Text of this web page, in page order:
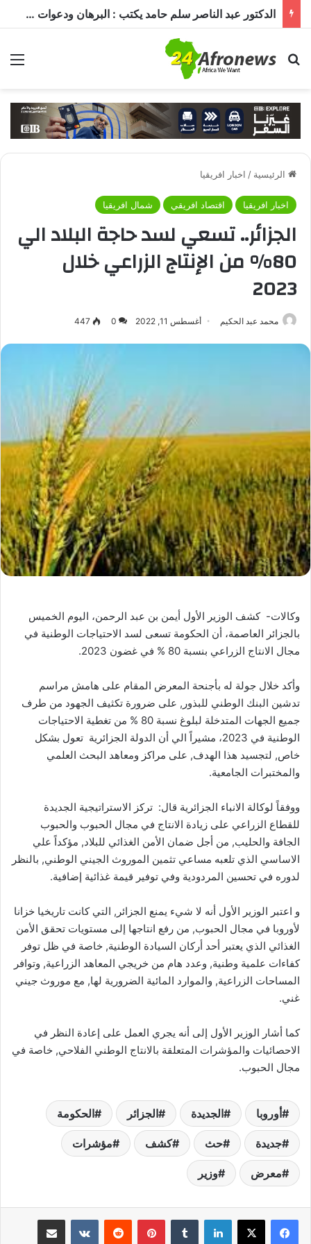
الدكتور عبد الناصر سلم حامد يكتب : البرهان ودعوات الترشيح.. قراءة في تحديات الحكم ومستقبل الدولة
بحث عن
الرئيسية / اخبار افريقيا
اخبار افريقيا اقتصاد افريقي شمال افريقيا
الجزائر.. تسعي لسد حاجة البلاد الي
80% من الإنتاج الزراعي خلال
2023
محمد عبد الحكيم أغسطس 11, 2022 0
447
وكالات- كشف الوزير الأول أيمن بن عبد الرحمن، اليوم الخميس
بالجزائر العاصمة، أن الحكومة تسعى لسد الاحتياجات الوطنية في
مجال الانتاج الزراعي بنسبة 80 % في غضون 2023.
وأكد خلال جولة له بأجنحة المعرض المقام على هامش مراسم
تدشين البنك الوطني للبذور, على ضرورة تكثيف الجهود من طرف
جميع الجهات المتدخلة لبلوغ نسبة 80 % من تغطية الاحتياجات
الوطنية في 2023، مشيراً الي أن الدولة الجزائرية تعول بشكل
خاص, لتجسيد هذا الهدف, على مراكز ومعاهد البحث العلمي
والمختبرات الجامعية.
ووفقاً لوكالة الانباء الجزائرية قال: تركز الاستراتيجية الجديدة
للقطاع الزراعي على زيادة الانتاج في مجال الحبوب والحبوب
الجافة والحليب, من أجل ضمان الأمن الغذائي للبلاد, مؤكداً علي
الاساسي الذي تلعبه مساعي تثمين الموروث الجيني الوطني, بالنظر
لدوره في تحسين المردودية وفي توفير قيمة غذائية إضافية.
و اعتبر الوزير الأول أنه لا شيء يمنع الجزائر, التي كانت تاريخيا خزانا
لأوروبا في مجال الحبوب, من رفع انتاجها إلى مستويات تحقق الأمن
الغذائي الذي يعتبر أحد أركان السيادة الوطنية, خاصة في ظل توفر
كفاءات علمية وطنية, وعدد هام من خريجي المعاهد الزراعية, وتوافر
المساحات الزراعية, والموارد المائية الضرورية لها, مع موروث جيني
غني.
كما أشار الوزير الأول إلى أنه يجري العمل على إعادة النظر في
الاحصائيات والمؤشرات المتعلقة بالانتاج الوطني الفلاحي, خاصة في
مجال الحبوب.
أوروبا الجديدة الجزائر الحكومة
جديدة حث كشف مؤشرات
معرض وزير
لينكدإن بينتيريست مشاركة عبر البريد